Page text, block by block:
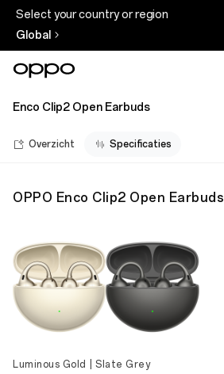
Select your country or region
Global
Enco Clip2 Open Earbuds
Overzicht Specificaties
OPPO Enco Clip2 Open Earbuds
Luminous Gold | Slate Grey